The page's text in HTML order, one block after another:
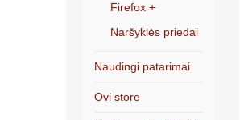
Firefox +
Naršyklės priedai
Naudingi patarimai
Ovi store